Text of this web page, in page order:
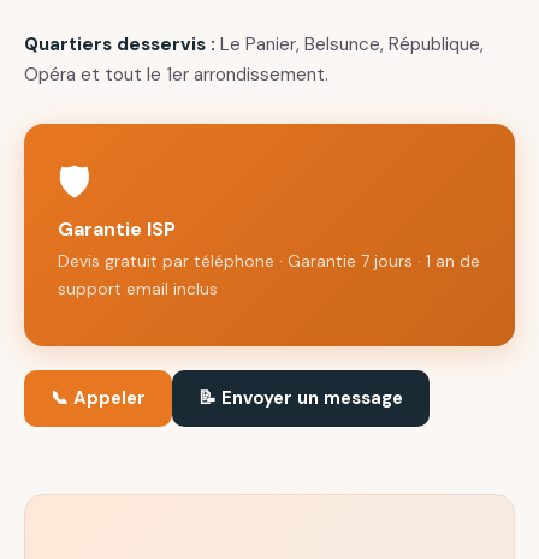
Quartiers desservis : Le Panier, Belsunce, République,
Opéra et tout le 1er arrondissement.
🛡️
Garantie ISP
Devis gratuit par téléphone · Garantie 7 jours · 1 an de
support email inclus
📞 Appeler 📝 Envoyer un message